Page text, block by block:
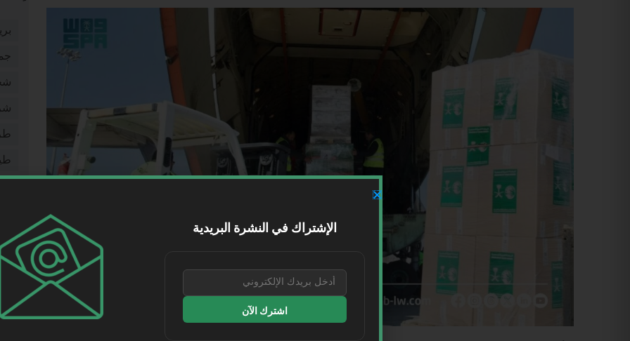
الإشتراك في النشرة البريدية
اشترك الآن